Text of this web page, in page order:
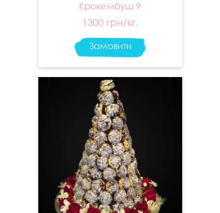
Крокембуш 9
1300 грн/кг.
Замовити